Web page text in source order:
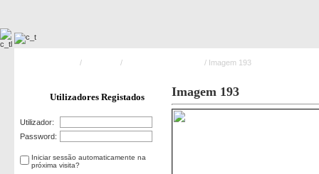
/ / / Imagem 193
Utilizadores Registados
Utilizador:
Password:
Iniciar sessão automaticamente na
próxima visita?
Imagem 193